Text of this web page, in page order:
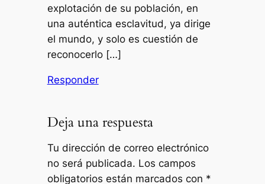
explotación de su población, en
una auténtica esclavitud, ya dirige
el mundo, y solo es cuestión de
reconocerlo […]
Responder
Deja una respuesta
Tu dirección de correo electrónico
no será publicada. Los campos
obligatorios están marcados con *